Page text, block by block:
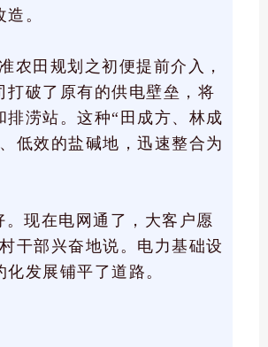
。
农田规划之初便提前介入，
破了原有的供电壁垒，将
涝站。这种“田成方、林成
低效的盐碱地，迅速整合为
现在电网通了，大客户愿
干部兴奋地说。电力基础设
发展铺平了道路。